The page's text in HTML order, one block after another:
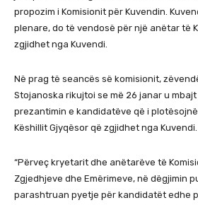
propozim i Komisionit për Kuvendin.
plenare, do të vendosë për një anëtar të
zgjidhet nga Kuvendi.
Në prag të seancës së komisionit,
Stojanoska rikujtoi se më 26 janar u
prezantimin e kandidatëve që i
Këshillit Gjyqësor që zgjidhet nga Kuvendi.
“Përveç kryetarit dhe anëtarëve të
Zgjedhjeve dhe Emërimeve, në dëgjimin
parashtruan pyetje për kandidatët edhe